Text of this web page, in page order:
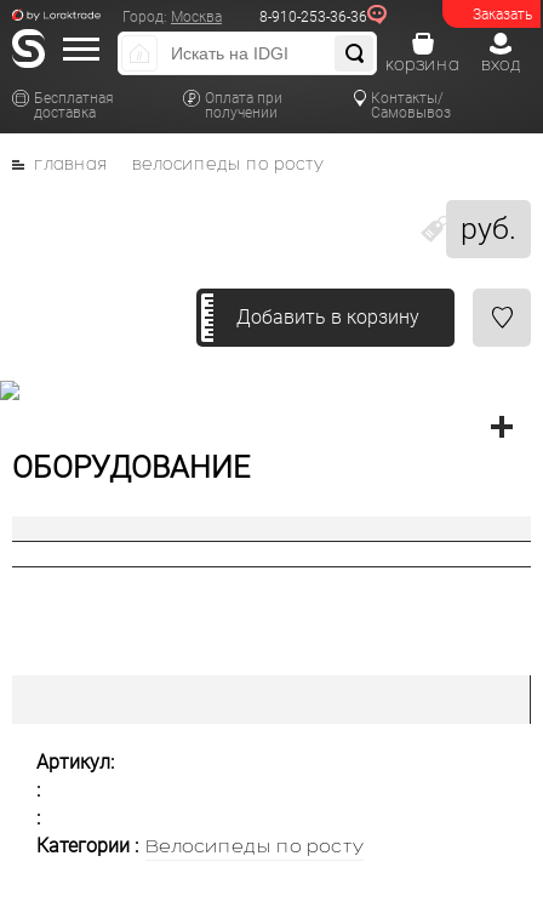
Заказать
Город: Москва 8-910-253-36-36
Бесплатная
доставка
Оплата при
получении
Контакты/
Самовывоз
вход
корзина
руб.
главная велосипеды по росту
Добавить в корзину
ОБОРУДОВАНИЕ
Артикул:
:
:
Категории : Велосипеды по росту